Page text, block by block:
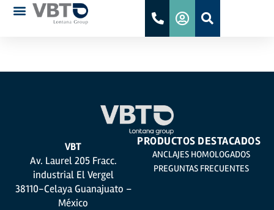
VBT
Av. Laurel 205 Fracc.
industrial El Vergel
38110-Celaya Guanajuato –
México
PRODUCTOS DESTACADOS
ANCLAJES HOMOLOGADOS
PREGUNTAS FRECUENTES